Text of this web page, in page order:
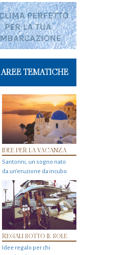
AREE TEMATICHE
IDEE PER LA VACANZA
Santorini, un sogno nato
da un’eruzione da incubo
REGALI SOTTO IL SOLE
Idee regalo per chi